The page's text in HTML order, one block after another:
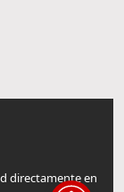
directamente en